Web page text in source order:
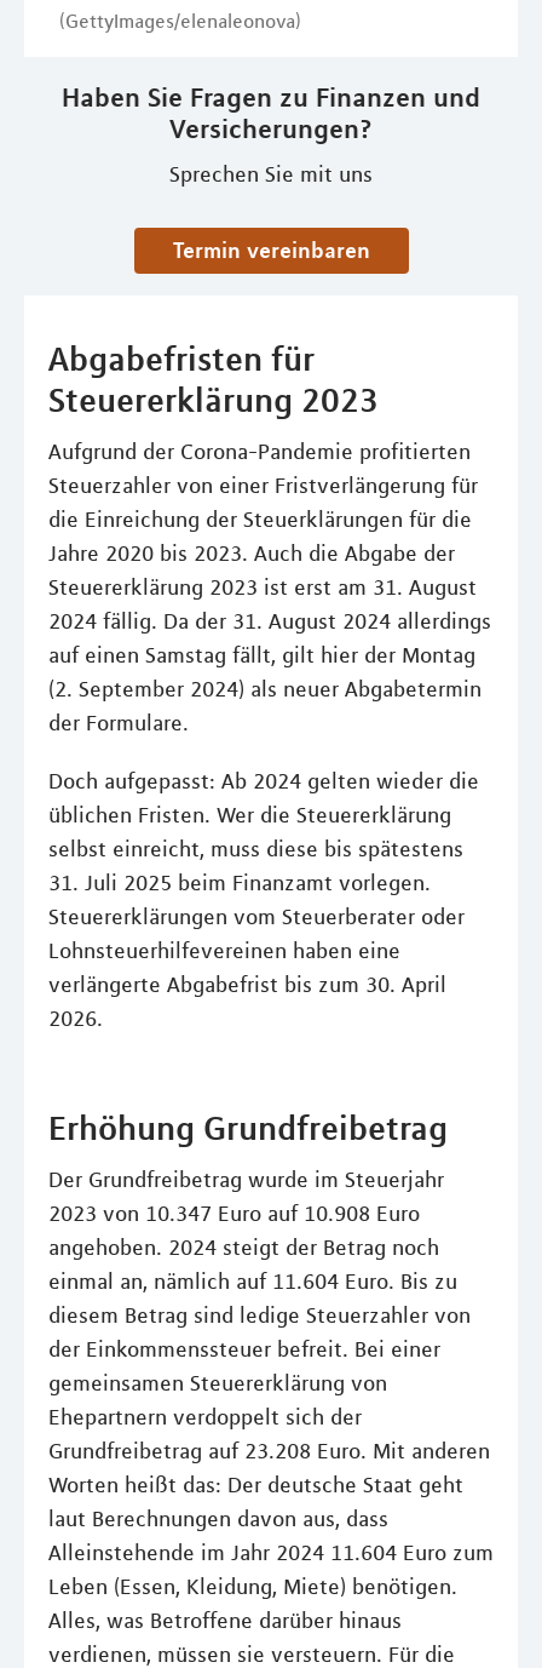
(GettyImages/elenaleonova)
Haben Sie Fragen zu Finanzen und
Versicherungen?
Sprechen Sie mit uns
Termin vereinbaren
Abgabefristen für
Steuererklärung 2023
Aufgrund der Corona-Pandemie profitierten
Steuerzahler von einer Fristverlängerung für
die Einreichung der Steuerklärungen für die
Jahre 2020 bis 2023. Auch die Abgabe der
Steuererklärung 2023 ist erst am 31. August
2024 fällig. Da der 31. August 2024 allerdings
auf einen Samstag fällt, gilt hier der Montag
(2. September 2024) als neuer Abgabetermin
der Formulare.
Doch aufgepasst: Ab 2024 gelten wieder die
üblichen Fristen. Wer die Steuererklärung
selbst einreicht, muss diese bis spätestens
31. Juli 2025 beim Finanzamt vorlegen.
Steuererklärungen vom Steuerberater oder
Lohnsteuerhilfevereinen haben eine
verlängerte Abgabefrist bis zum 30. April
2026.
Erhöhung Grundfreibetrag
Der Grundfreibetrag wurde im Steuerjahr
2023 von 10.347 Euro auf 10.908 Euro
angehoben. 2024 steigt der Betrag noch
einmal an, nämlich auf 11.604 Euro. Bis zu
diesem Betrag sind ledige Steuerzahler von
der Einkommenssteuer befreit. Bei einer
gemeinsamen Steuererklärung von
Ehepartnern verdoppelt sich der
Grundfreibetrag auf 23.208 Euro. Mit anderen
Worten heißt das: Der deutsche Staat geht
laut Berechnungen davon aus, dass
Alleinstehende im Jahr 2024 11.604 Euro zum
Leben (Essen, Kleidung, Miete) benötigen.
Alles, was Betroffene darüber hinaus
verdienen, müssen sie versteuern. Für die